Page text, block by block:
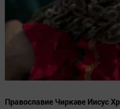
Православие Чиркәве Иисус